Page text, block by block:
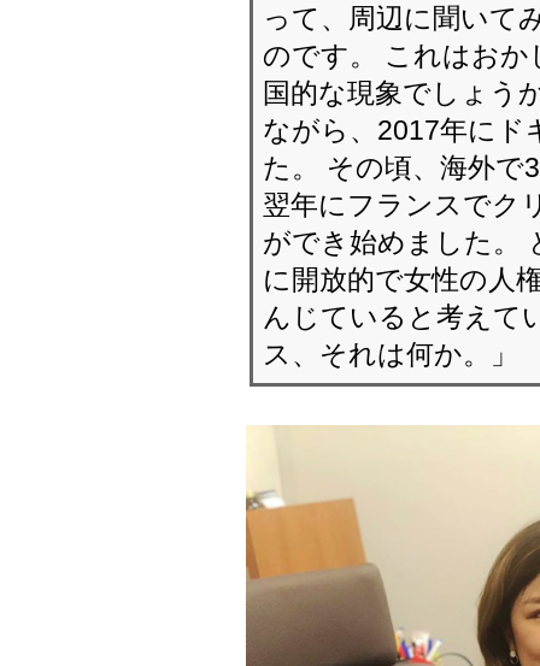
って、周辺に聞いて
のです。 これはお
国的な現象でしょう
ながら、2017年にド
た。 その頃、海外で
翌年にフランスでク
ができ始めました。
に開放的で女性の人
んじていると考えて
ス、それは何か。」